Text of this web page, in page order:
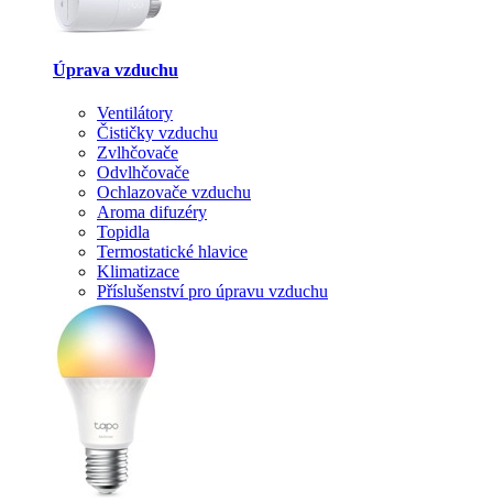
Úprava vzduchu
Ventilátory
Čističky vzduchu
Zvlhčovače
Odvlhčovače
Ochlazovače vzduchu
Aroma difuzéry
Topidla
Termostatické hlavice
Klimatizace
Příslušenství pro úpravu vzduchu